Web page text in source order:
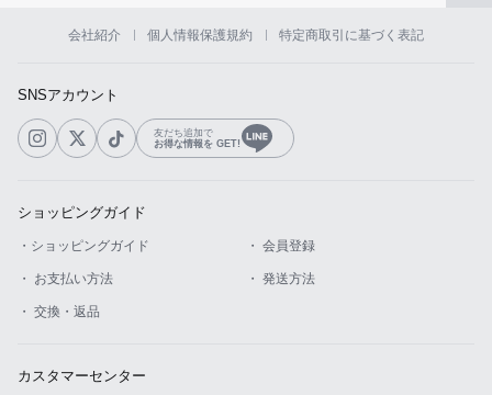
会社紹介 個人情報保護規約 特定商取引に基づく表記
SNSアカウント
友だち追加で
お得な情報を GET!
ショッピングガイド
・ショッピングガイド ・ 会員登録
・ お支払い方法 ・ 発送方法
・ 交換・返品
カスタマーセンター